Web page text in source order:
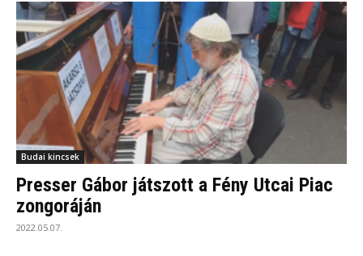
Budai kincsek
Presser Gábor játszott a Fény Utcai Piac
zongoráján
2022.05.07.